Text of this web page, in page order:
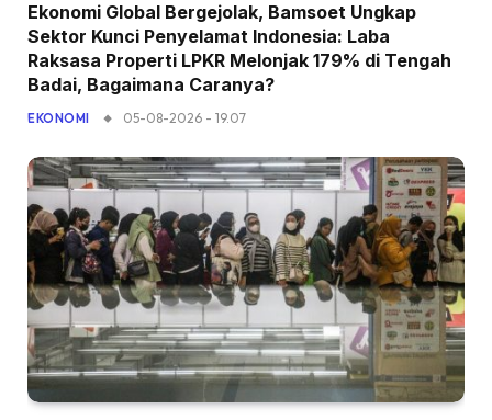
Ekonomi Global Bergejolak, Bamsoet Ungkap
Sektor Kunci Penyelamat Indonesia: Laba
Raksasa Properti LPKR Melonjak 179% di Tengah
Badai, Bagaimana Caranya?
EKONOMI 05-08-2026 - 19.07